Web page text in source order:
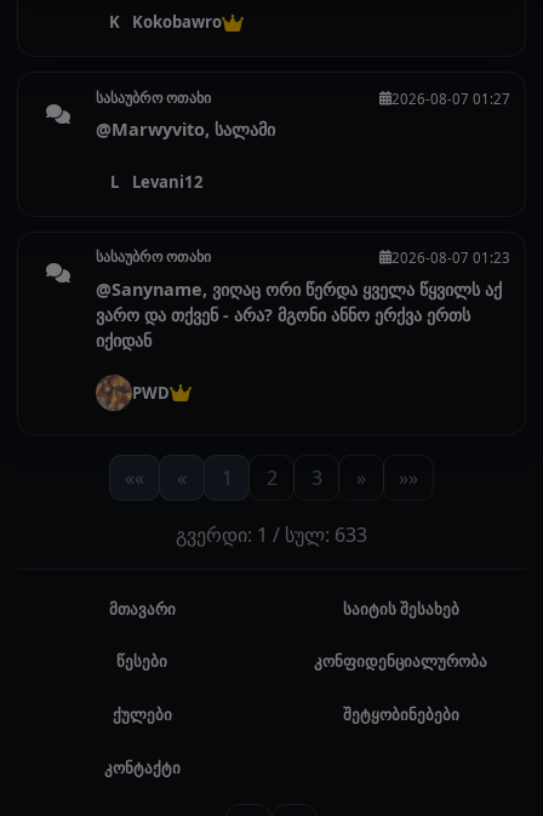
K Kokobawro
სასაუბრო ოთახი 2026-08-07 01:27
@Marwyvito, სალამი
L Levani12
სასაუბრო ოთახი 2026-08-07 01:23
@Sanyname, ვიღაც ორი წერდა ყველა წყვილს აქ
ვარო და თქვენ - არა? მგონი ანნო ერქვა ერთს
იქიდან
PWD
«« « 1 2 3 » »»
გვერდი: 1 / სულ: 633
მთავარი საიტის შესახებ
წესები კონფიდენციალურობა
ქულები შეტყობინებები
კონტაქტი